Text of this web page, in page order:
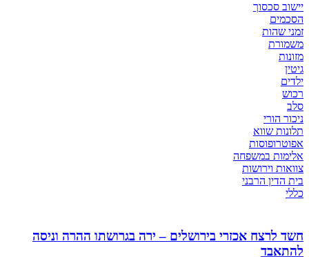
יישוב סכסוך
הסכמים
זמני שהות
משמורת
מזונות
גיטין
ילדים
רכוש
סלב
ניכור הורי
תלונות שווא
אפוטרופוסות
אלימות במשפחה
צוואות וירושות
בית הדין הרבני
כללי
חשד לרצח אכזרי בירושלים – ירה בגרושתו ההרה וניסה
להתאבד